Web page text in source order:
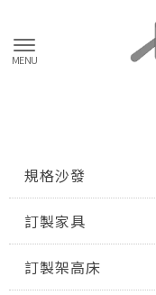
規格沙發
訂製家具
訂製架高床